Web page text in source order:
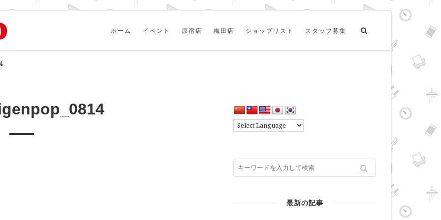
ホーム イベント 原宿店 梅田店 ショップリスト スタッフ募集
最新の記事